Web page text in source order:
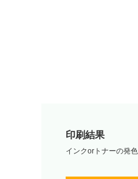
印刷結果
インクorトナーの発